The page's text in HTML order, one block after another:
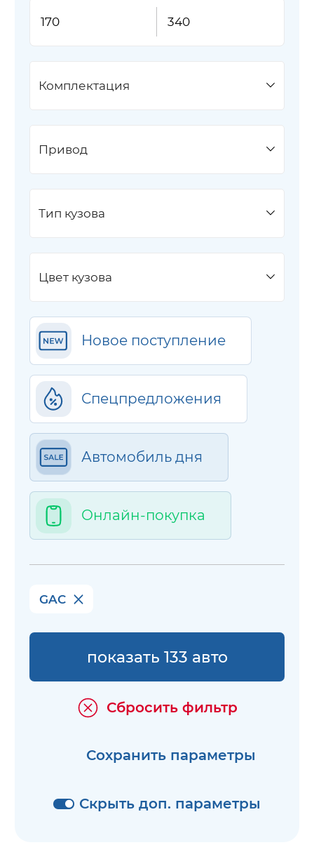
Комплектация
Привод
Тип кузова
Цвет кузова
Новое поступление
Спецпредложения
Автомобиль дня
Онлайн-покупка
GAC
Скрыть доп. параметры
Сохранить параметры
Сбросить фильтр
показать 133 авто